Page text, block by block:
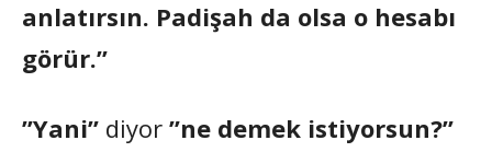
anlatırsın. Padişah da olsa o hesabı
görür.”
”Yani” diyor ”ne demek istiyorsun?”